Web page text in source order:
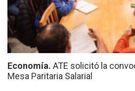
Economía. ATE solicitó la
Mesa Paritaria Salarial